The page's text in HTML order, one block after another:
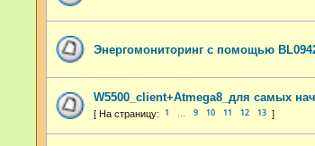
Энергомониторинг с помощью
W5500_client+Atmega8_для самых
1 9 10 11 12 13